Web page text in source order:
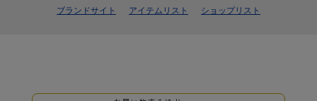
ブランドサイト アイテムリスト ショップリスト